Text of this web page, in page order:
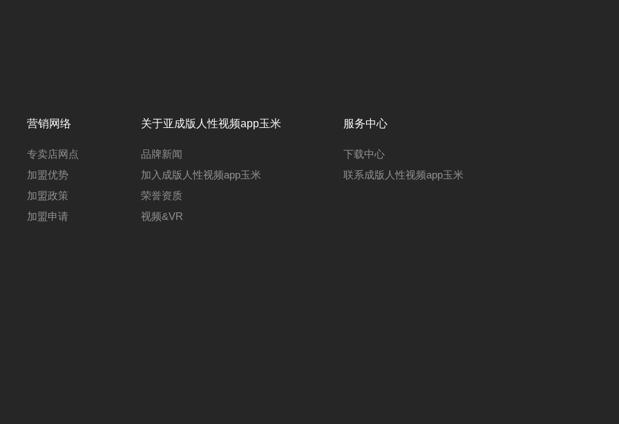
营销网络
专卖店网点
加盟优势
加盟政策
加盟申请
关于亚成版人性视频app玉米
品牌新闻
加入成版人性视频app玉米
荣誉资质
视频&VR
服务中心
下载中心
联系成版人性视频app玉米